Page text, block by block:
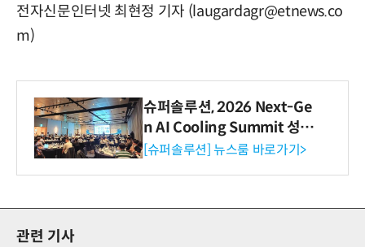
전자신문인터넷 최현정 기자 (laugardagr@etnews.co
m)
슈퍼솔루션, 2026 Next-Ge
n AI Cooling Summit 성황
리 성료
[슈퍼솔루션] 뉴스룸 바로가기>
관련 기사